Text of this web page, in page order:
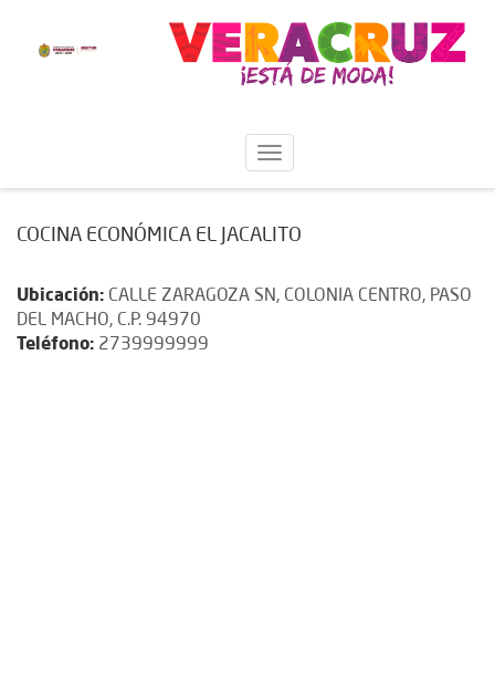
COCINA ECONÓMICA EL JACALITO
Ubicación: CALLE ZARAGOZA SN, COLONIA CENTRO, PASO
DEL MACHO, C.P. 94970
Teléfono: 2739999999